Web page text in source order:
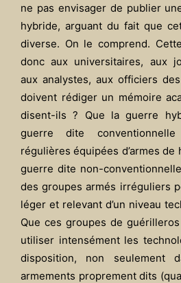
ne pas envisager de publier
hybride, arguant du fait que
diverse. On le comprend.
donc aux universitaires, aux
aux analystes, aux officiers
doivent rédiger un mémoire
disent-ils ? Que la guerre
guerre dite
régulières équipées d’armes
guerre dite non-
des groupes armés irréguliers
léger et relevant d’un niveau
Que ces groupes de
utiliser intensément les
disposition, non seulement
armements proprement dits